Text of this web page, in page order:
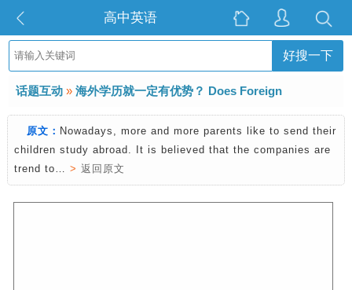
高中英语
好搜一下
话题互动 » 海外学历就一定有优势？ Does Foreign
Education Help You Win?
原文： Nowadays, more and more parents like to send their
children study abroad. It is believed that the companies are
trend to… > 返回原文